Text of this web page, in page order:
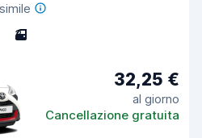
3
32,25 €
al giorno
Cancellazione gratuita